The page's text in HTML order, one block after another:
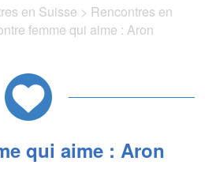
en Suisse > Rencontres en
femme qui aime : Aron
qui aime : Aron